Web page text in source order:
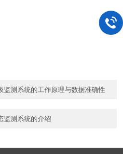
监测系统的工作原理与数据准确性
监测系统的介绍